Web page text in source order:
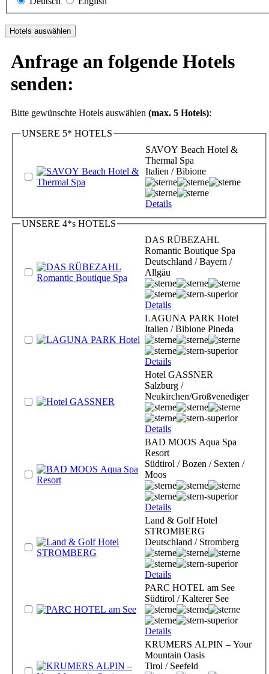
Anfrage an folgende Hotels
senden:
Bitte gewünschte Hotels auswählen (max. 5 Hotels):
UNSERE 5* HOTELS
SAVOY Beach Hotel &
Thermal Spa
Italien / Bibione
Details
UNSERE 4*s HOTELS
DAS RÜBEZAHL
Romantic Boutique Spa
Deutschland / Bayern /
Allgäu
Details
LAGUNA PARK Hotel
Italien / Bibione Pineda
Details
Hotel GASSNER
Salzburg /
Neukirchen/Großvenediger
Details
BAD MOOS Aqua Spa
Resort
Südtirol / Bozen / Sexten /
Moos
Details
Land & Golf Hotel
STROMBERG
Deutschland / Stromberg
Details
PARC HOTEL am See
Südtirol / Kalterer See
Details
KRUMERS ALPIN – Your
Mountain Oasis
Tirol / Seefeld